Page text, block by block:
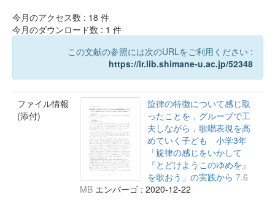
今月のアクセス数 : 18 件
今月のダウンロード数 : 1 件
この文献の参照には次のURLをご利用ください :
https://ir.lib.shimane-u.ac.jp/52348
ファイル情報
(添付)
旋律の特徴について感じ取
ったことを，グループで工
夫しながら，歌唱表現を高
めていく子ども 小学3年
「旋律の感じをいかして
『とどけようこのゆめを』
を歌おう」の実践から 7.6
MB エンバーゴ : 2020-12-22